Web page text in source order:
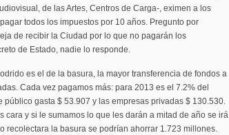
de las Artes, Centros de Carga-, eximen a los
todos los impuestos por 10 años. Pregunto por
de recibir la Ciudad por lo que no pagarán los
de Estado, nadie lo responde.
es el de la basura, la mayor transferencia de fondos a
Cada vez pagamos más: para 2013 es el 7.2% del
público gasta $ 53.907 y las empresas privadas $ 130.530.
cara y si le sumamos lo que les darán a mitad de año se irá
recolectara la basura se podrían ahorrar 1.723 millones.